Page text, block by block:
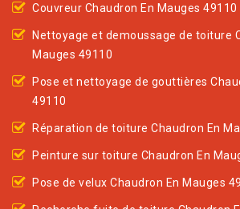
Couvreur Chaudron En Mauges 49110
Nettoyage et demoussage de toiture
Mauges 49110
Pose et nettoyage de gouttières
49110
Réparation de toiture Chaudron En
Peinture sur toiture Chaudron En
Pose de velux Chaudron En Mauges